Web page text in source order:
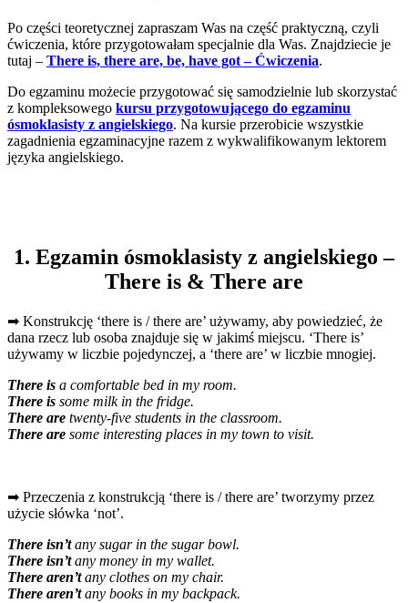
Po części teoretycznej zapraszam Was na część praktyczną, czyli
ćwiczenia, które przygotowałam specjalnie dla Was. Znajdziecie je
tutaj – There is, there are, be, have got – Ćwiczenia.
Do egzaminu możecie przygotować się samodzielnie lub skorzystać
z kompleksowego kursu przygotowującego do egzaminu
ósmoklasisty z angielskiego. Na kursie przerobicie wszystkie
zagadnienia egzaminacyjne razem z wykwalifikowanym lektorem
języka angielskiego.
1. Egzamin ósmoklasisty z angielskiego –
There is & There are
➡ Konstrukcję ‘there is / there are’ używamy, aby powiedzieć, że
dana rzecz lub osoba znajduje się w jakimś miejscu. ‘There is’
używamy w liczbie pojedynczej, a ‘there are’ w liczbie mnogiej.
There is a comfortable bed in my room.
There is some milk in the fridge.
There are twenty-five students in the classroom.
There are some interesting places in my town to visit.
➡ Przeczenia z konstrukcją ‘there is / there are’ tworzymy przez
użycie słówka ‘not’.
There isn’tany sugar in the sugar bowl.
There isn’tany money in my wallet.
There aren’tany clothes on my chair.
There aren’tany books in my backpack.